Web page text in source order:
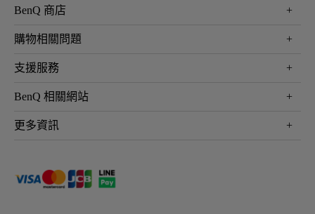
大型液晶
投影機
智慧照明
專業拍物視訊鏡頭
BenQ 商店
最新產品與活動
尋找銷售據點
會員綁定LINE教學
購物相關問題
第一次購物就上手
延長保固購買
贈品兌換網站首頁
支援服務
服務公告
保固條例
手冊與軟體下載
產品常見問題
BenQ 相關網站
專業商用解決方案
BenQ 大娛樂家
更多資訊
永續發展
產品碳足跡報告